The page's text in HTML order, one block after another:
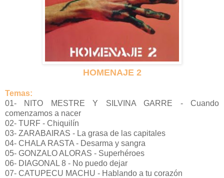
HOMENAJE 2
Temas:
01- NITO MESTRE Y SILVINA GARRE - Cuando
comenzamos a nacer
02- TURF - Chiquilín
03- ZARABAIRAS - La grasa de las capitales
04- CHALA RASTA - Desarma y sangra
05- GONZALO ALORAS - Superhéroes
06- DIAGONAL 8 - No puedo dejar
07- CATUPECU MACHU - Hablando a tu corazón